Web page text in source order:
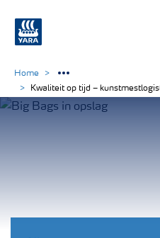
Home
Kwaliteit op tijd –